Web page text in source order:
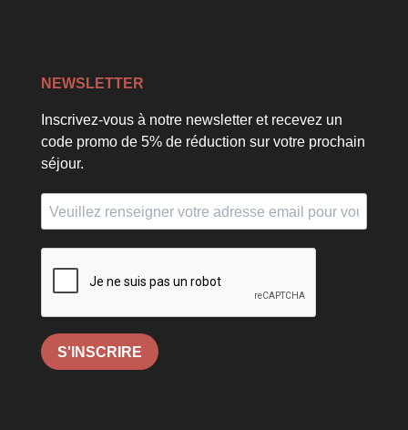
NEWSLETTER
Inscrivez-vous à notre newsletter et recevez un
code promo de 5% de réduction sur votre prochain
séjour.
S'INSCRIRE